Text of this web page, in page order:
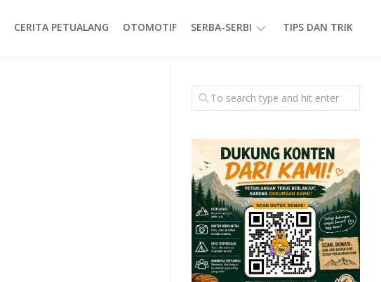
CERITA PETUALANG OTOMOTIF SERBA-SERBI
GAYA
HIDUP
TIPS DAN TRIK